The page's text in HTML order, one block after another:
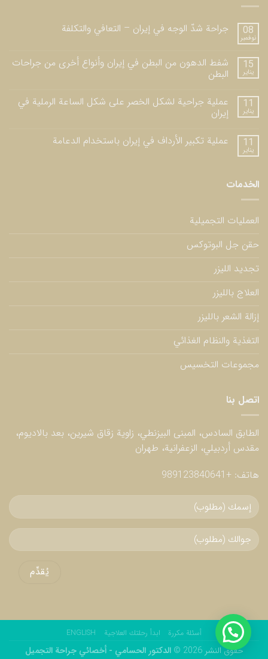
08
نوفمبر
جراحة شدّ الوجه في إيران – التعافي والتكلفة
15
يناير
شفط الدهون من البطن في إيران وأنواع أخرى من جراحات
البطن
11
يناير
عملية جراحية لشكل الخصر على شكل الساعة الرملية في
إيران
11
يناير
عملية تكبير الأرداف في إيران باستخدام الدعامة
الخدمات
العمليات التجميلية
حقن جل البوتوكس
تجديد الليزر
العلاج بالليزر
إزالة الشعر بالليزر
التغذية والنظام الغذائي
مجموعات التخسيس
اتصل بنا
الطابق السادس، المبنى البيزنطي، زاوية زقاق شيرين، بعد بالاديوم،
مقدس أردبيلي، الزعفرانية، طهران
هاتف: +989123840641
أسئلة مكررة ابدأ رحلتك العلاجية ENGLISH
حقوق النشر 2026 © الدكتور الحسامي - أخصائي جراحة التجميل